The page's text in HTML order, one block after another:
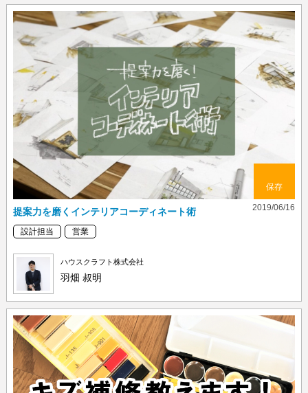
保存
2019/06/16
提案力を磨くインテリアコーディネート術
設計担当 営業
ハウスクラフト株式会社
羽畑 叔明